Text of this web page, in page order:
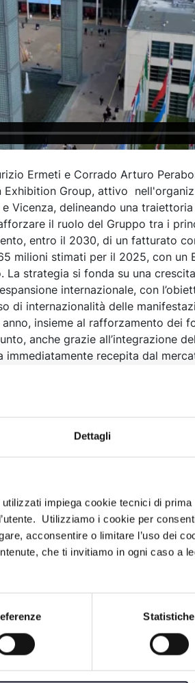
Dettagli
impiega cookie tecnici di
Utilizziamo i cookie per
acconsentire o limitare l’uso dei
che ti invitiamo in ogni caso a
Statistiche
Ermeti e Corrado Arturo
Group, attivo
Vicenza, delineando una
il ruolo del Gruppo tra i
entro il 2030, di un fatturato
milioni stimati per il 2025, con un
La strategia si fonda su una
internazionale, con
di internazionalità delle
insieme al rafforzamento dei
anche grazie all’integrazione
recepita dal
degli analisti sulle prospettive
“Fellini”, auspicando
l’internazionalizzazione
a Rimini, è confermata la
a diventare la più grande cupola
fiere, concerti, eventi sportivi e
città come hub europeo per